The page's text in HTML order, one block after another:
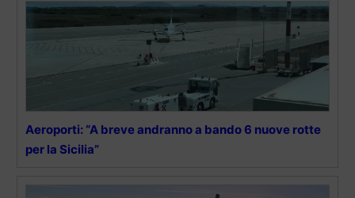
Aeroporti: “A breve andranno a bando 6 nuove rotte
per la Sicilia”